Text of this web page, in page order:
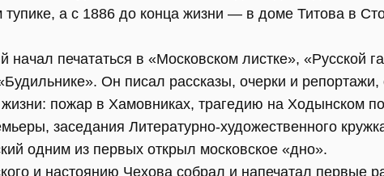
а с 1886 до конца жизни — в доме Титова в
начал печататься в «Московском листке», «Русской
Он писал рассказы, очерки и
пожар в Хамовниках, трагедию на Ходынском
заседания Литературно-художественного
одним из первых открыл московское «дно».
и настоянию Чехова собрал и напечатал первые